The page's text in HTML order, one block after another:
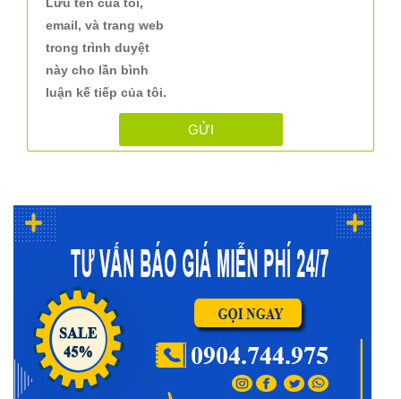
email, và trang web
trong trình duyệt
này cho lần bình
luận kế tiếp của tôi.